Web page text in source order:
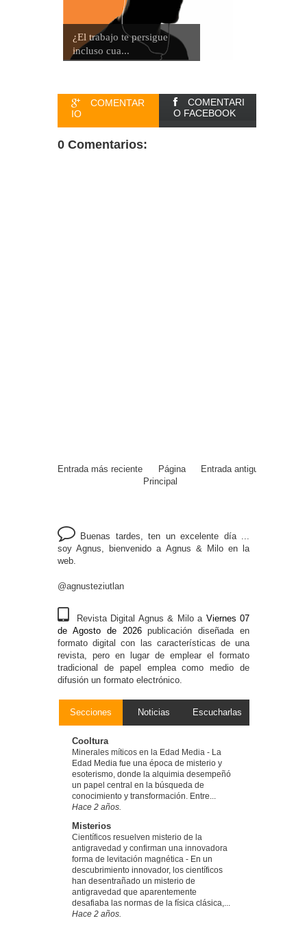
¿El trabajo te persigue
incluso cua...
COMENTAR
IO
COMENTARI
O FACEBOOK
0 Comentarios:
Entrada más reciente Entrada antigua
Página
Principal
Buenas tardes, ten un excelente día ...
soy Agnus, bienvenido a Agnus & Milo en la
web.
@agnusteziutlan
Revista Digital Agnus & Milo a Viernes 07
de Agosto de 2026publicación diseñada en
formato digital con las características de una
revista, pero en lugar de emplear el formato
tradicional de papel emplea como medio de
difusión un formato electrónico.
Secciones Noticias Escucharlas
Cooltura
Minerales míticos en la Edad Media - La
Edad Media fue una época de misterio y
esoterismo, donde la alquimia desempeñó
un papel central en la búsqueda de
conocimiento y transformación. Entre...
Hace 2 años.
Misterios
Científicos resuelven misterio de la
antigravedad y confirman una innovadora
forma de levitación magnética - En un
descubrimiento innovador, los científicos
han desentrañado un misterio de
antigravedad que aparentemente
desafiaba las normas de la física clásica,...
Hace 2 años.